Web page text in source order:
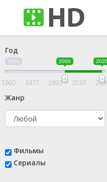
Год
1960 2000 2026
1960 1977 1993 2010
Жанр
Фильмы
Сериалы